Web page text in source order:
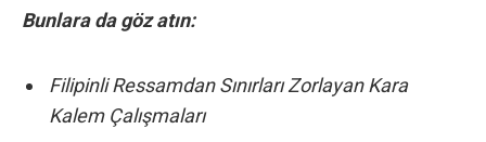
Bunlara da göz atın:
Filipinli Ressamdan Sınırları Zorlayan Kara
Kalem Çalışmaları